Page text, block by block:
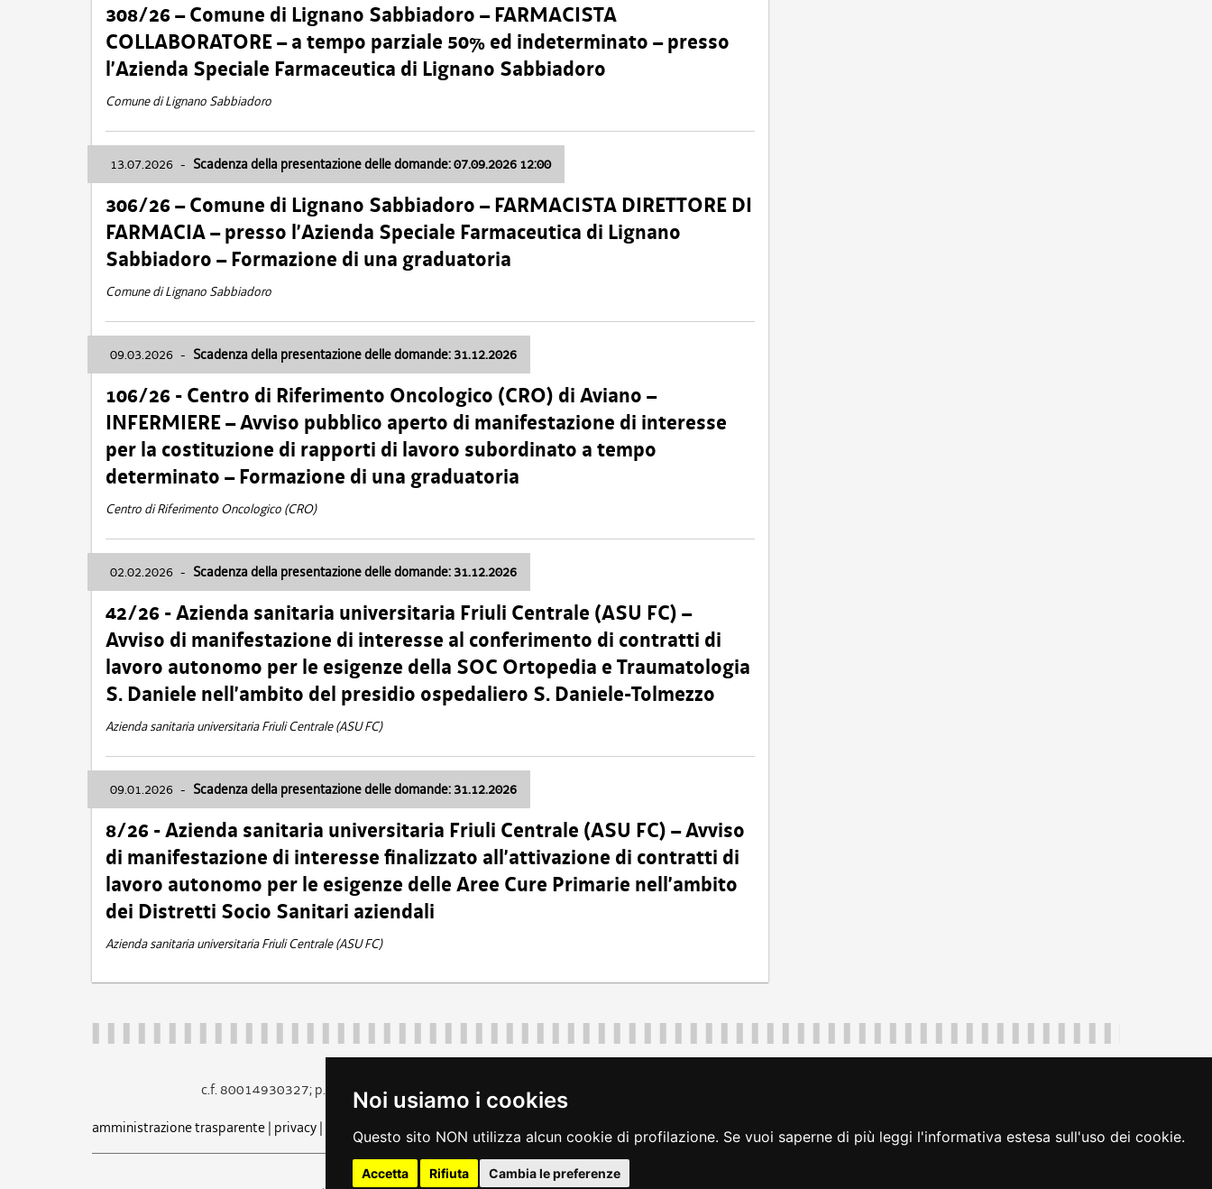
Noi usiamo i cookies
Questo sito NON utilizza alcun cookie di profilazione. Se vuoi saperne di più leggi l'informativa estesa sull'uso dei cookie.
Accetta Rifiuta Cambia le preferenze
308/26 – Comune di Lignano Sabbiadoro – FARMACISTA
COLLABORATORE – a tempo parziale 50% ed indeterminato – presso
l’Azienda Speciale Farmaceutica di Lignano Sabbiadoro
Comune di Lignano Sabbiadoro
13.07.2026 - Scadenza della presentazione delle domande: 07.09.2026 12:00
306/26 – Comune di Lignano Sabbiadoro – FARMACISTA DIRETTORE DI
FARMACIA – presso l’Azienda Speciale Farmaceutica di Lignano
Sabbiadoro – Formazione di una graduatoria
Comune di Lignano Sabbiadoro
09.03.2026 - Scadenza della presentazione delle domande: 31.12.2026
106/26 - Centro di Riferimento Oncologico (CRO) di Aviano –
INFERMIERE – Avviso pubblico aperto di manifestazione di interesse
per la costituzione di rapporti di lavoro subordinato a tempo
determinato – Formazione di una graduatoria
Centro di Riferimento Oncologico (CRO)
02.02.2026 - Scadenza della presentazione delle domande: 31.12.2026
42/26 - Azienda sanitaria universitaria Friuli Centrale (ASU FC) –
Avviso di manifestazione di interesse al conferimento di contratti di
lavoro autonomo per le esigenze della SOC Ortopedia e Traumatologia
S. Daniele nell’ambito del presidio ospedaliero S. Daniele-Tolmezzo
Azienda sanitaria universitaria Friuli Centrale (ASU FC)
09.01.2026 - Scadenza della presentazione delle domande: 31.12.2026
8/26 - Azienda sanitaria universitaria Friuli Centrale (ASU FC) – Avviso
di manifestazione di interesse finalizzato all’attivazione di contratti di
lavoro autonomo per le esigenze delle Aree Cure Primarie nell’ambito
dei Distretti Socio Sanitari aziendali
Azienda sanitaria universitaria Friuli Centrale (ASU FC)
c.f. 80014930327; p.iva 00526040324
piazza Unità d'Italia 1 Trieste
amministrazione trasparente| privacy| cookie note legali | accessibilità rss dichiarazione di accessibilità feedback cambio preferenze cookie loginFVG